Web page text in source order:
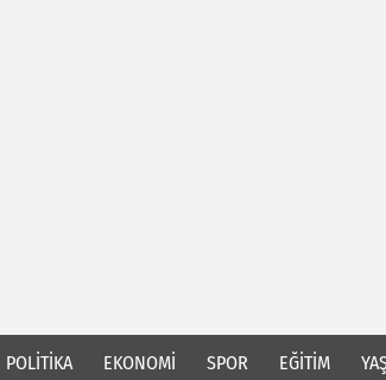
POLİTİKA EKONOMİ SPOR EĞİTİM